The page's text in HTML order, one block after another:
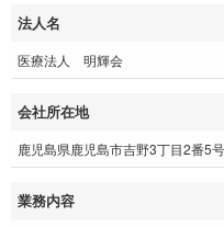
法人名
医療法人 明輝会
会社所在地
鹿児島県鹿児島市吉野3丁目2番5号
業務内容